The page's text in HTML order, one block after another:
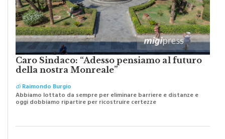
Caro Sindaco: “Adesso pensiamo al futuro
della nostra Monreale”
diRaimondo Burgio
Abbiamo lottato da sempre per eliminare barriere e distanze e
oggi dobbiamo ripartire per ricostruire certezze